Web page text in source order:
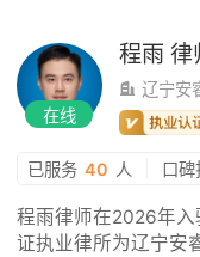
在线
程雨 律
辽宁安
已服务 40 人 口
程雨律师在2026年
证执业律所为辽宁安